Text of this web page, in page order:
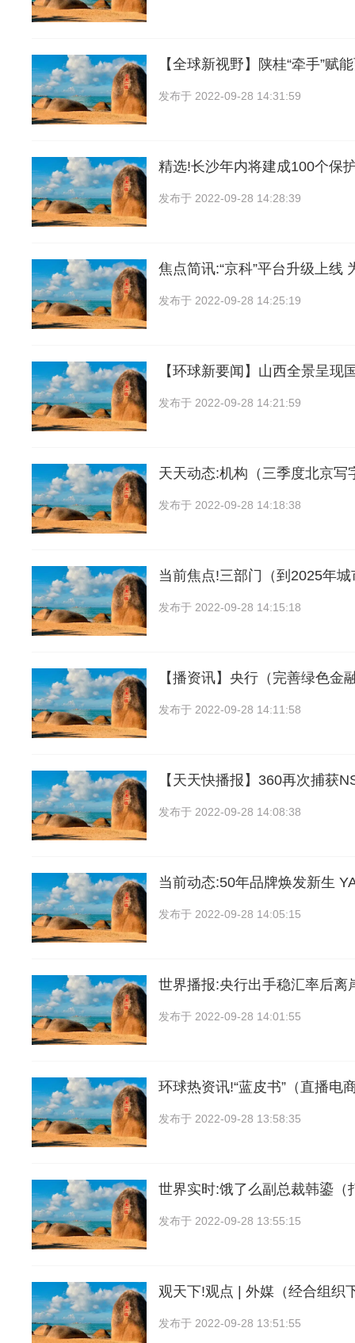
【全球新视野】陕桂“牵手”赋
发布于 2022-09-28 14:31:59
精选!长沙年内将建成100个保
发布于 2022-09-28 14:28:39
焦点简讯:“京科”平台升级上线
发布于 2022-09-28 14:25:19
【环球新要闻】山西全景呈现
发布于 2022-09-28 14:21:59
天天动态:机构（三季度北京写
发布于 2022-09-28 14:18:38
当前焦点!三部门（到2025年
发布于 2022-09-28 14:15:18
【播资讯】央行（完善绿色金
发布于 2022-09-28 14:11:58
【天天快播报】360再次捕获
发布于 2022-09-28 14:08:38
当前动态:50年品牌焕发新生
发布于 2022-09-28 14:05:15
世界播报:央行出手稳汇率后离
发布于 2022-09-28 14:01:55
环球热资讯!“蓝皮书”（直播电
发布于 2022-09-28 13:58:35
世界实时:饿了么副总裁韩鎏（
发布于 2022-09-28 13:55:15
观天下!观点 | 外媒（经合组织
发布于 2022-09-28 13:51:55